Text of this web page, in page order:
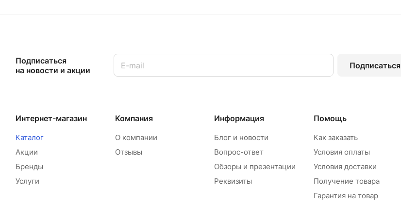
Подписаться
на новости и акции
Подписаться
Интернет-магазин
Каталог
Акции
Бренды
Услуги
Компания
О компании
Отзывы
Информация
Блог и новости
Вопрос-ответ
Обзоры и презентации
Реквизиты
Помощь
Как заказать
Условия оплаты
Условия доставки
Получение товара
Гарантия на товар